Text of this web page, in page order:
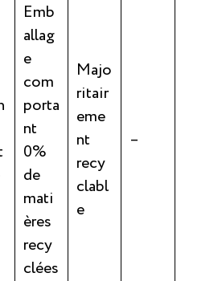
Emb
allag
e
com
porta
nt
0%
de
mati
ères
recy
clées
Majo
ritair
eme
nt
recy
clabl
e
–